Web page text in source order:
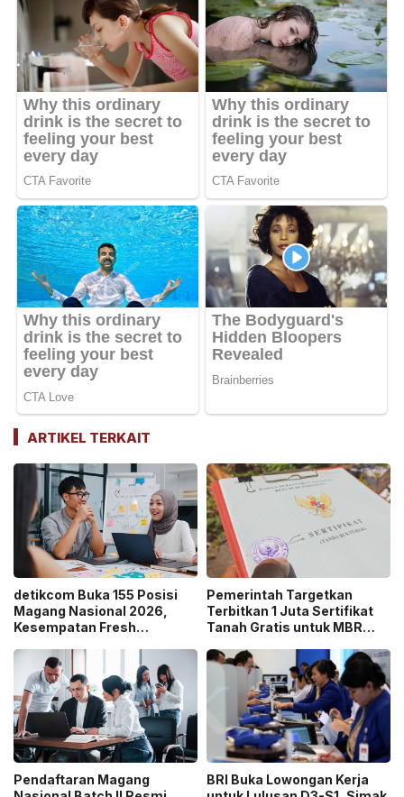
ARTIKEL TERKAIT
detikcom Buka 155 Posisi
Magang Nasional 2026,
Kesempatan Fresh
Media Digital!
Pemerintah Targetkan
Terbitkan 1 Juta Sertifikat
Tanah Gratis untuk MBR
Pendaftaran Magang
BRI Buka Lowongan Kerja